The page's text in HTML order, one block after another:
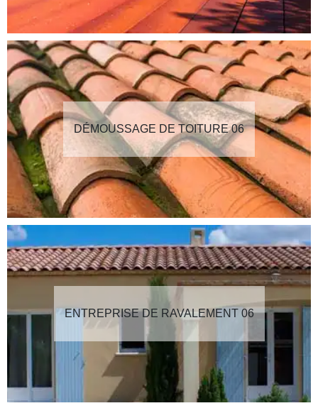
DÉMOUSSAGE DE TOITURE 06
ENTREPRISE DE RAVALEMENT 06